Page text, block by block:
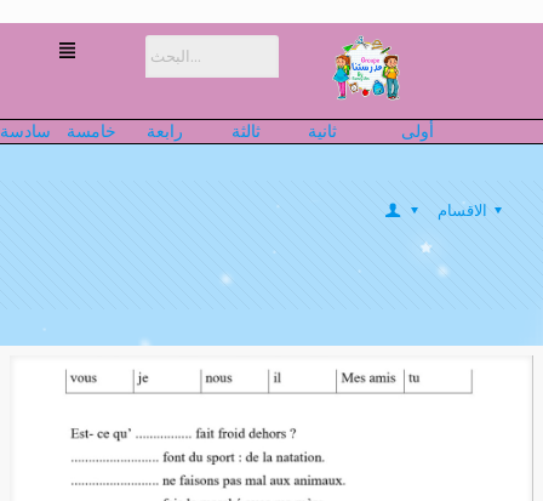
أولى ثانية ثالثة رابعة خامسة سادسة
الاقسام